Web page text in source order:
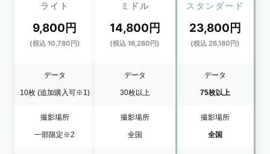
ライト
9,800円
(税込 10,780円)
データ
10枚 (追加購入可※1)
撮影場所
一部限定※2
ミドル
14,800円
(税込 16,280円)
データ
30枚以上
撮影場所
全国
スタンダード
23,800円
(税込 26,180円)
データ
75枚以上
撮影場所
全国